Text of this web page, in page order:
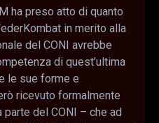
ha preso atto di quanto
in merito alla
del CONI avrebbe
di quest’ultima
le sue forme e
ricevuto formalmente
del CONI – che ad